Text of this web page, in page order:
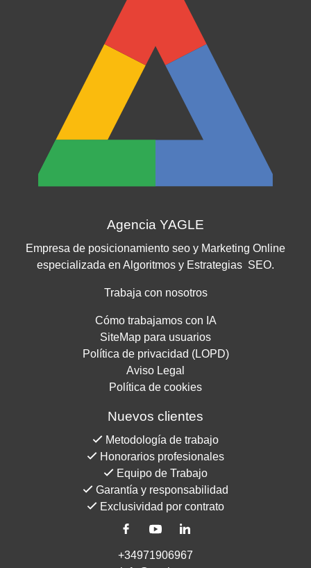
Agencia YAGLE
Empresa de posicionamiento seo y Marketing Online
especializada en Algoritmos y Estrategias SEO.
Trabaja con nosotros
Cómo trabajamos con IA
SiteMap para usuarios
Política de privacidad (LOPD)
Aviso Legal
Política de cookies
Nuevos clientes
Metodología de trabajo
Honorarios profesionales
Equipo de Trabajo
Garantía y responsabilidad
Exclusividad por contrato
+34971906967